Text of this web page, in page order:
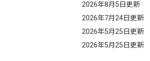
2026年8月5日更新
2026年7月24日更新
2026年5月25日更新
2026年5月25日更新